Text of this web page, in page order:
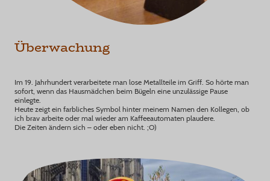
Überwachung
Im 19. Jahrhundert verarbeitete man lose Metallteile im Griff. So hörte man
sofort, wenn das Hausmädchen beim Bügeln eine unzulässige Pause
einlegte.
Heute zeigt ein farbliches Symbol hinter meinem Namen den Kollegen, ob
ich brav arbeite oder mal wieder am Kaffeeautomaten plaudere.
Die Zeiten ändern sich – oder eben nicht. ;O)